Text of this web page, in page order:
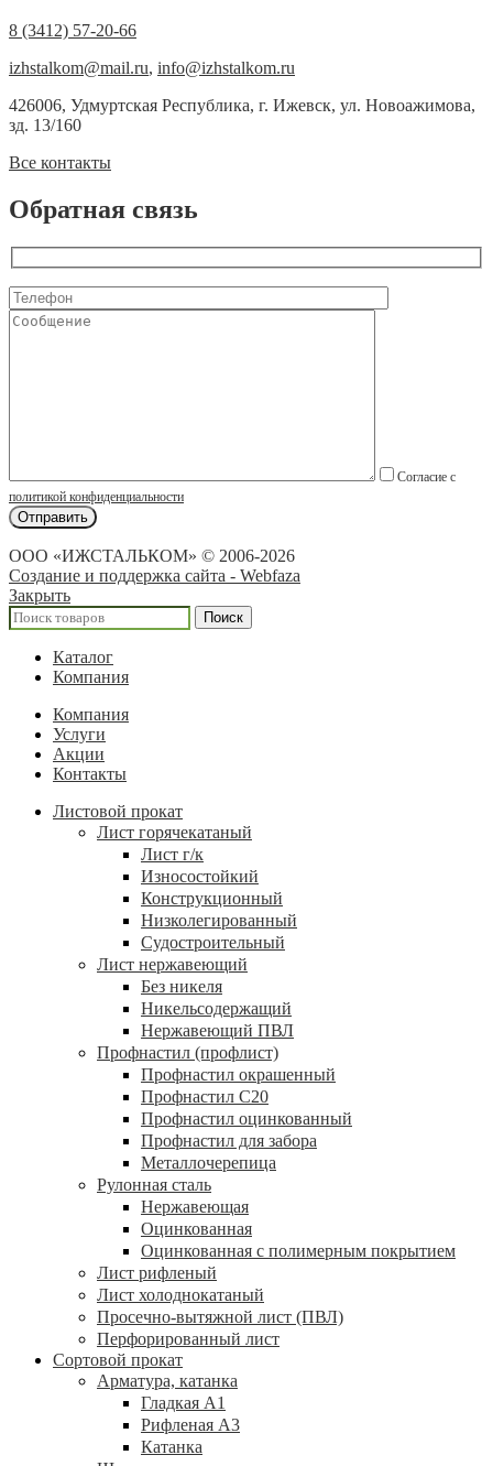
8 (3412) 57-20-66
izhstalkom@mail.ru, info@izhstalkom.ru
426006, Удмуртская Республика, г. Ижевск, ул. Новоажимова,
зд. 13/160
Все контакты
Обратная связь
Согласие с
политикой конфиденциальности
ООО «ИЖСТАЛЬКОМ» © 2006-2026
Создание и поддержка сайта - Webfaza
Закрыть
Поиск
Каталог
Компания
Компания
Услуги
Акции
Контакты
Листовой прокат
Лист горячекатаный
Лист г/к
Износостойкий
Конструкционный
Низколегированный
Судостроительный
Лист нержавеющий
Без никеля
Никельсодержащий
Нержавеющий ПВЛ
Профнастил (профлист)
Профнастил окрашенный
Профнастил С20
Профнастил оцинкованный
Профнастил для забора
Металлочерепица
Рулонная сталь
Нержавеющая
Оцинкованная
Оцинкованная с полимерным покрытием
Лист рифленый
Лист холоднокатаный
Просечно-вытяжной лист (ПВЛ)
Перфорированный лист
Сортовой прокат
Арматура, катанка
Гладкая А1
Рифленая А3
Катанка